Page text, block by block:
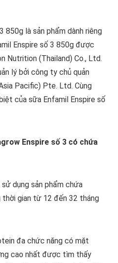
850g là sản phẩm dành riêng
Enspire số 3 850g được
Nutrition (Thailand) Co., Ltd.
lý bởi công ty chủ quản
Pacific) Pte. Ltd. Cùng
của sữa Enfamil Enspire số
Enspire số 3 có chứa
dụng sản phẩm chứa
gian từ 12 đến 32 tháng
đa chức năng có mặt
cao nhất được tìm thấy